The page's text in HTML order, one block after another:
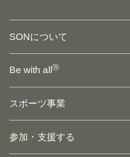
SONについて
SO組織について
役員等一覧
Be with allⓇ
スポーツ事業
参加・支援する